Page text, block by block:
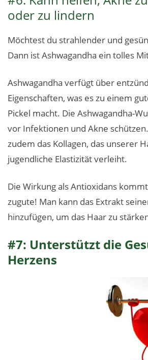
oder zu lindern
Möchtest du strahlender und
Dann ist Ashwagandha ein tolles
Ashwagandha verfügt über
Eigenschaften, was es zu einem
Pickel macht. Die Ashwagandha-
vor Infektionen und Akne
zudem das Kollagen, das unserer
jugendliche Elastizität verleiht.
Die Wirkung als Antioxidans
zugute! Man kann das Extrakt
hinzufügen, um das Haar zu
#7: Unterstützt die
Herzens